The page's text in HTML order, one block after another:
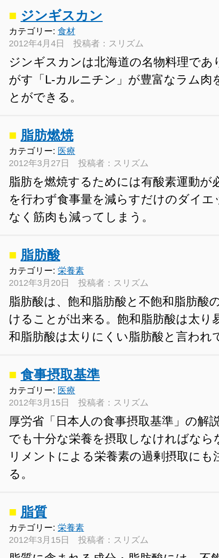
■ ジンギスカン
カテゴリー: 食材
2012年4月4日 投稿者：スリズム
ジンギスカンは北海道の名物料理であ
がす「L-カルニチン」が豊富なラム肉
とができる。
■ 脂肪燃焼
カテゴリー: 医療
2012年3月27日 投稿者：スリズム
脂肪を燃焼するためには有酸素運動が
を行わず食事量を減らすだけのダイ
なく筋肉も減ってしまう。
■ 脂肪酸
カテゴリー: 栄養素
2012年3月20日 投稿者：スリズム
脂肪酸は、飽和脂肪酸と不飽和脂肪酸
けることが出来る。飽和脂肪酸は太り
和脂肪酸は太りにくい脂肪酸と言われ
■ 食事摂取基準
カテゴリー: 医療
2012年3月15日 投稿者：スリズム
厚労省「日本人の食事摂取基準」の解
でも十分な栄養を摂取しなければなら
リメントによる栄養素の過剰摂取にも
る。
■ 脂質
カテゴリー: 栄養素
2012年3月15日 投稿者：スリズム